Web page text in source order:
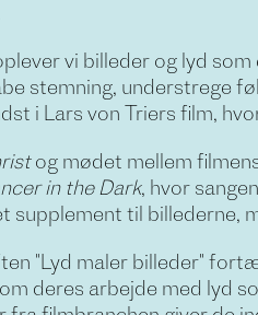
vi billeder og lyd
stemning, understrege
i Lars von Triers film,
og mødet mellem
in the Dark, hvor
supplement til billederne,
"Lyd maler billeder"
deres arbejde med lyd